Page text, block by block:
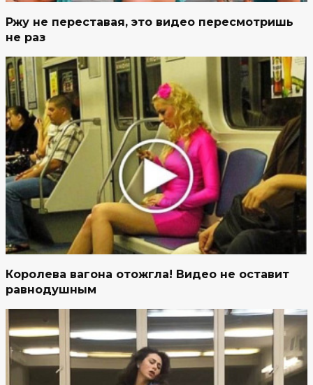
Ржу не переставая, это видео пересмотришь
не раз
Королева вагона отожгла! Видео не оставит
равнодушным